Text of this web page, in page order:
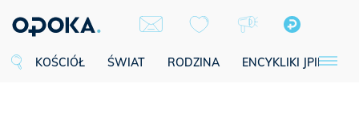
KOŚCIÓŁ ŚWIAT RODZINA ENCYKLIKI JPII